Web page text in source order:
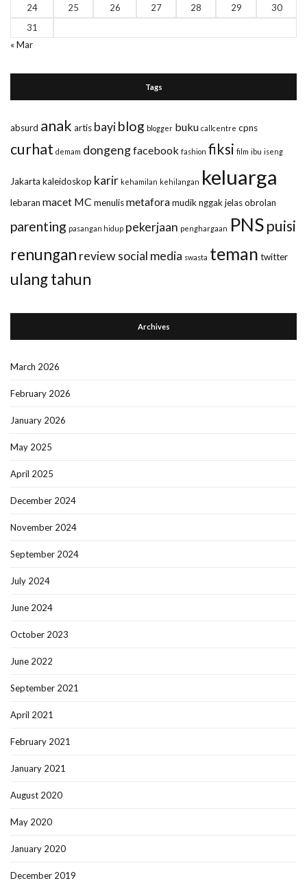
24
25 26 27 28 29
30
31
« Mar
Tags
absurd anak artis bayiblog blogger buku callcentre cpns
curhat demam dongengfacebook fashion fiksi film ibu iseng
Jakarta kaleidoskop karir kehamilan kehilangan keluarga
lebaran macet MC menulismetaforamudiknggak jelasobrolan
parenting pasangan hidup pekerjaan penghargaan PNSpuisi
renungan reviewsocial media swasta teman twitter
ulang tahun
Archives
March 2026
February 2026
January 2026
May 2025
April 2025
December 2024
November 2024
September 2024
July 2024
June 2024
October 2023
June 2022
September 2021
April 2021
February 2021
January 2021
August 2020
May 2020
January 2020
December 2019